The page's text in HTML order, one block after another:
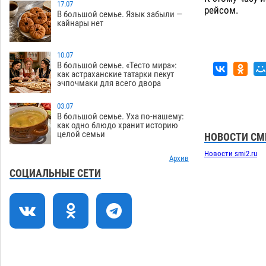
Астрахани стал героем мурала
08.08 547
13:10
Подросток, перебегавший дорогу вне
перехода, попал под колеса авто в
Астрахани
08.08 668
12:02
Астраханский следком помог
честный труд
08.08 451
10:51
Фаворитская ноша: астраханские
гандболисты крупно проиграли
420
Астрахани осудили выходку молодого
лихача с улицы Никольской
17.07
В большой семье. Язык забыли —
кайнары нет
10.07
В большой семье. «Тесто мира»:
как астраханские татарки пекут
эчпочмаки для всего двора
03.07
В большой семье. Уха по-нашему:
как одно блюдо хранит историю
целой семьи
Архив
СОЦИАЛЬНЫЕ СЕТИ
рейсом.
НОВОСТИ
Новости smi2.ru